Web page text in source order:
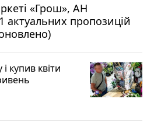
«Грош», АН
актуальних пропозицій
купив квіти